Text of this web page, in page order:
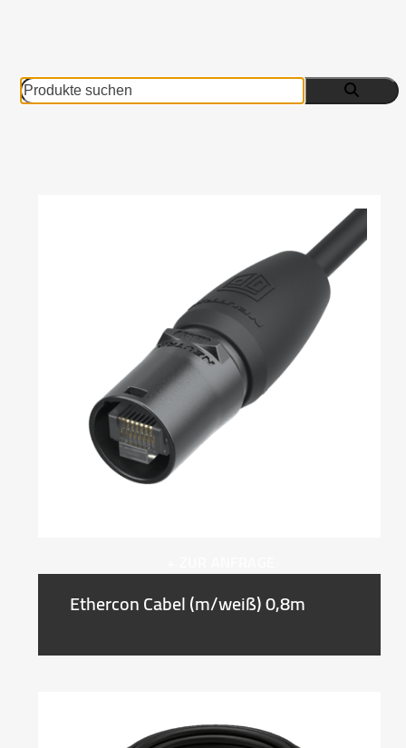
Produkte
suchen
Ethercon Cabel (m/weiß) 0,8m